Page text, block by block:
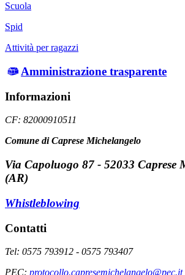
Scuola
Spid
Attività per ragazzi
Amministrazione trasparente
Informazioni
CF: 82000910511
Comune di Caprese Michelangelo
Via Capoluogo 87 - 52033 Caprese
(AR)
Whistleblowing
Contatti
Tel: 0575 793912 - 0575 793407
PEC: protocollo.capresemichelangelo@pec.it